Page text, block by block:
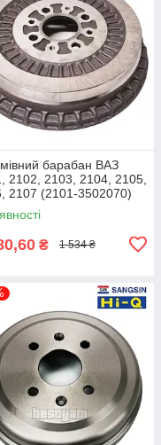
барабан ВАЗ
2102, 2103, 2104, 2105,
2107 (2101-3502070)
RD.2101-3502070
₴ 1 534 ₴